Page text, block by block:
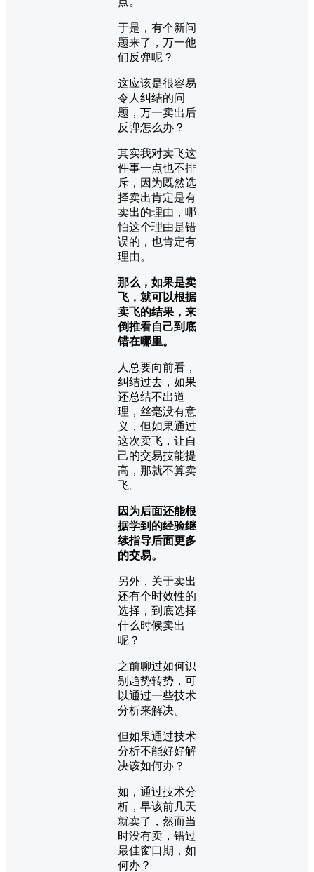
于是，有个新问
题来了，万一他
们反弹呢？
这应该是很容易
令人纠结的问
题，万一卖出后
反弹怎么办？
其实我对卖飞这
件事一点也不排
斥，因为既然选
择卖出肯定是有
卖出的理由，哪
怕这个理由是错
误的，也肯定有
理由。
那么，如果是卖
飞，就可以根据
卖飞的结果，来
倒推看自己到底
错在哪里。
人总要向前看，
纠结过去，如果
还总结不出道
理，丝毫没有意
义，但如果通过
这次卖飞，让自
己的交易技能提
高，那就不算卖
飞。
因为后面还能根
据学到的经验继
续指导后面更多
的交易。
另外，关于卖出
还有个时效性的
选择，到底选择
什么时候卖出
呢？
之前聊过如何识
别趋势转势，可
以通过一些技术
分析来解决。
但如果通过技术
分析不能好好解
决该如何办？
如，通过技术分
析，早该前几天
就卖了，然而当
时没有卖，错过
最佳窗口期，如
何办？